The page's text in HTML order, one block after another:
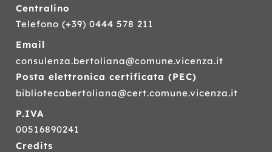
Centralino
Telefono(+39) 0444 578 211
Email
consulenza.bertoliana@comune.vicenza.it
Posta elettronica certificata (PEC)
bibliotecabertoliana@cert.comune.vicenza.it
P.IVA
00516890241
Credits